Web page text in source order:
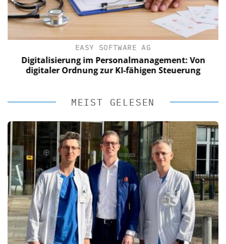
EASY SOFTWARE AG
Digitalisierung im Personalmanagement: Von
digitaler Ordnung zur KI-fähigen Steuerung
MEIST GELESEN